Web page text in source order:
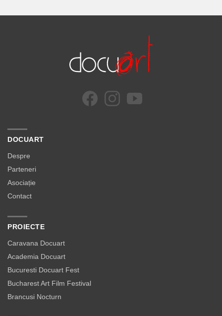
DOCUART
Despre
Parteneri
Asociație
Contact
PROIECTE
Caravana Docuart
Academia Docuart
Bucuresti Docuart Fest
Bucharest Art Film Festival
Brancusi Nocturn